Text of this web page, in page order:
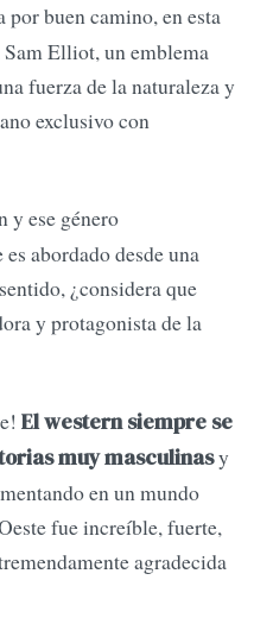
por buen camino, en esta
Elliot, un emblema
fuerza de la naturaleza y
exclusivo con
y ese género
abordado desde una
¿considera que
y protagonista de la
El western siempre se
muy masculinasy
en un mundo
fue increíble, fuerte,
agradecida